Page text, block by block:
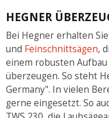
HEGNER
Bei Hegner erhalten
und Feinschnittsägen,
einem robusten
überzeugen. So steht
Germany". In vielen
gerne eingesetzt. So